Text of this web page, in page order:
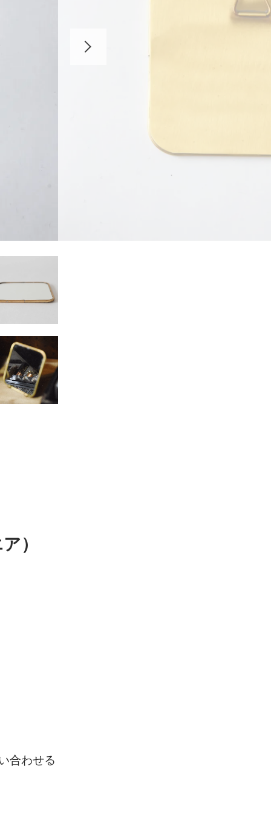
）
合わせる